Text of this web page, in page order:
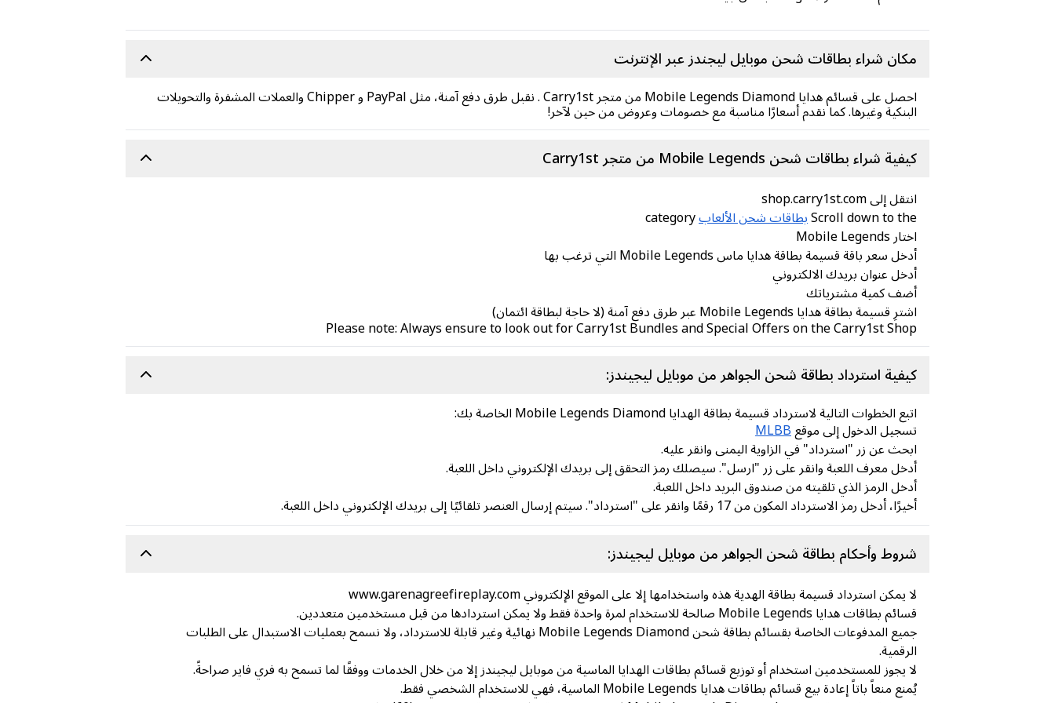
مكان شراء بطاقات شحن موبايل ليجندز عبر الإنترنت
احصل على قسائم هدايا Mobile Legends Diamond من متجر Carry1st . نقبل طرق دفع آمنة، مثل PayPal و Chipper والعملات المشفرة والتحويلات
البنكية وغيرها. كما نقدم أسعارًا مناسبة مع خصومات وعروض من حين لآخر!
كيفية شراء بطاقات شحن Mobile Legends من متجر Carry1st
انتقل إلى shop.carry1st.com
Scroll down to theبطاقات شحن الألعاب
اختار Mobile Legends
أدخل سعر باقة قسيمة بطاقة هدايا ماس Mobile Legends التي ترغب بها
أدخل عنوان بريدك الالكتروني
أضف كمية مشترياتك
اشترِ قسيمة بطاقة هدايا Mobile Legends عبر طرق دفع آمنة (لا حاجة لبطاقة ائتمان)
Please note: Always ensure to look out for Carry1st Bundles and Special Offers on the Carry1st Shop
كيفية استرداد بطاقة شحن الجواهر من موبايل ليجيندز:
اتبع الخطوات التالية لاسترداد قسيمة بطاقة الهدايا Mobile Legends Diamond الخاصة بك:
تسجيل الدخول إلى موقعMLBB
ابحث عن زر "استرداد" في الزاوية اليمنى وانقر عليه.
أدخل معرف اللعبة وانقر على زر "ارسل". سيصلك رمز التحقق إلى بريدك الإلكتروني داخل اللعبة.
أدخل الرمز الذي تلقيته من صندوق البريد داخل اللعبة.
أخيرًا، أدخل رمز الاسترداد المكون من 17 رقمًا وانقر على "استرداد". سيتم إرسال العنصر تلقائيًا إلى بريدك الإلكتروني داخل اللعبة.
شروط وأحكام بطاقة شحن الجواهر من موبايل ليجيندز:
لا يمكن استرداد قسيمة بطاقة الهدية هذه واستخدامها إلا على الموقع الإلكتروني www.garenagreefireplay.com
قسائم بطاقات هدايا Mobile Legends صالحة للاستخدام لمرة واحدة فقط ولا يمكن استردادها من قبل مستخدمين متعددين.
جميع المدفوعات الخاصة بقسائم بطاقة شحن Mobile Legends Diamond نهائية وغير قابلة للاسترداد، ولا نسمح بعمليات الاستبدال على الطلبات
الرقمية.
لا يجوز للمستخدمين استخدام أو توزيع قسائم بطاقات الهدايا الماسية من موبايل ليجيندز إلا من خلال الخدمات ووفقًا لما تسمح به فري فاير صراحةً.
يُمنع منعاً باتاً إعادة بيع قسائم بطاقات هدايا Mobile Legends الماسية، فهي للاستخدام الشخصي فقط.